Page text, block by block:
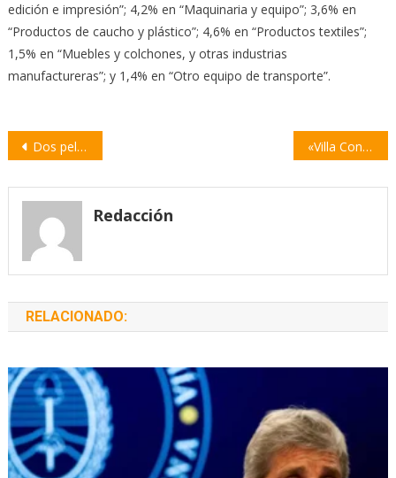
edición e impresión”; 4,2% en “Maquinaria y equipo”; 3,6% en
“Productos de caucho y plástico”; 4,6% en “Productos textiles”;
1,5% en “Muebles y colchones, y otras industrias
manufactureras”; y 1,4% en “Otro equipo de transporte”.
Navegación
entradas
Dos películas santafesinas fueron premiadas en un concurso nacional «Villa Constitución tiene más de 45 obras abiertas», señaló Miguel Santolín
Redacción
RELACIONADO: